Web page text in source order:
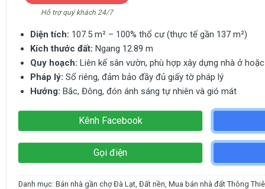
Hỗ trợ quý khách 24/7
Diện tích: 107.5 m² – 100% thổ cư (thực tế gần 137 m²)
Kích thước đất: Ngang 12.89 m
Quy hoạch: Liên kế sân vườn, phù hợp xây dựng nhà ở
Pháp lý: Sổ riêng, đảm bảo đầy đủ giấy tờ pháp lý
Hướng: Bắc, Đông, đón ánh sáng tự nhiên và gió mát
Kênh Facebook
Gọi điện
Danh mục:Bán nhà gần chợ Đà Lạt ,Đất nền ,Mua bán nhà đất Thông